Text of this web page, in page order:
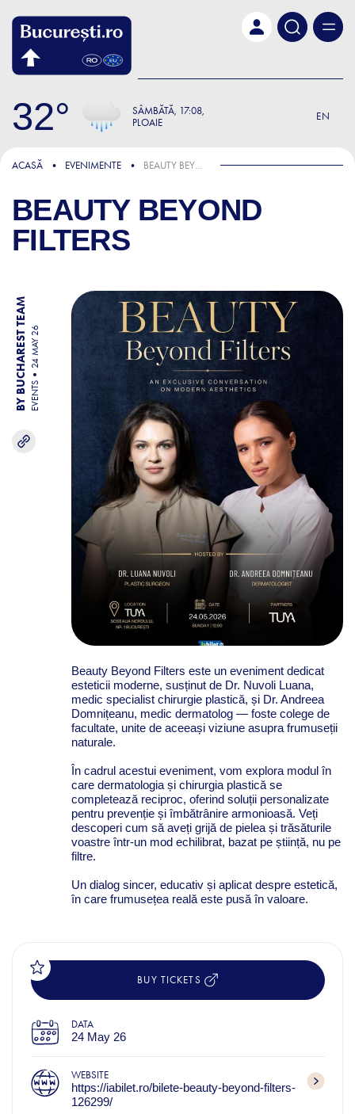
32 SÂMBĂTĂ 17:08
PLOAIE
EN
ACASĂ EVENIMENTE BEAUTY BEYOND FILTERS
BEAUTY BEYOND
FILTERS
BY BUCHAREST TEAM EVENTS
24 MAY 26
Beauty Beyond Filters este un eveniment dedicat
esteticii moderne, susținut de Dr. Nuvoli Luana,
medic specialist chirurgie plastică, și Dr. Andreea
Domnițeanu, medic dermatolog — foste colege de
facultate, unite de aceeași viziune asupra frumuseții
naturale.
În cadrul acestui eveniment, vom explora modul în
care dermatologia și chirurgia plastică se
completează reciproc, oferind soluții personalizate
pentru prevenție și îmbătrânire armonioasă. Veți
descoperi cum să aveți grijă de pielea și trăsăturile
voastre într-un mod echilibrat, bazat pe știință, nu pe
filtre.
Un dialog sincer, educativ și aplicat despre estetică,
în care frumusețea reală este pusă în valoare.
BUY TICKETS
DATA
24 May 26
WEBSITE
https://iabilet.ro/bilete-beauty-beyond-filters-
126299/